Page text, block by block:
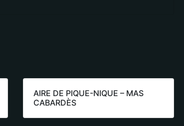
AIRE DE PIQUE-NIQUE – MAS
CABARDÈS